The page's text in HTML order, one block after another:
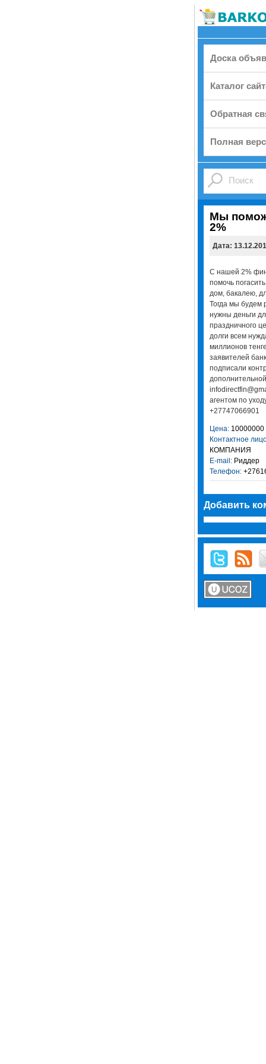
Доска
Каталог
Обратная
Полная
Мы
2%
Дата:
С нашей 2%
помочь
дом, бакалею,
Тогда мы будем
нужны деньги
праздничного
долги всем
миллионов
заявителей
подписали
агентом по
+27747066901
Цена:10000000
Контактное
КОМПАНИЯ
E-mail:Риддер
Телефон:
Добавить